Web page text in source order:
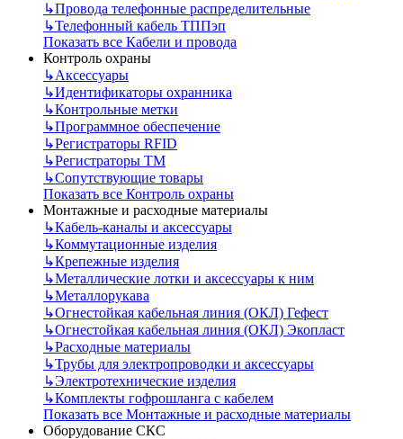
↳Провода телефонные распределительные
↳Телефонный кабель ТППэп
Показать все Кабели и провода
Контроль охраны
↳Аксессуары
↳Идентификаторы охранника
↳Контрольные метки
↳Программное обеспечение
↳Регистраторы RFID
↳Регистраторы ТМ
↳Сопутствующие товары
Показать все Контроль охраны
Монтажные и расходные материалы
↳Кабель-каналы и аксессуары
↳Коммутационные изделия
↳Крепежные изделия
↳Металлические лотки и аксессуары к ним
↳Металлорукава
↳Огнестойкая кабельная линия (ОКЛ) Гефест
↳Огнестойкая кабельная линия (ОКЛ) Экопласт
↳Расходные материалы
↳Трубы для электропроводки и аксессуары
↳Электротехнические изделия
↳Комплекты гофрошланга с кабелем
Показать все Монтажные и расходные материалы
Оборудование СКС